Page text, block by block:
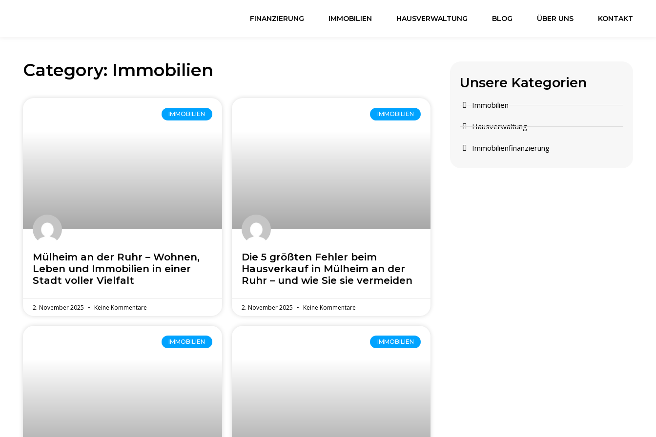
FINANZIERUNG IMMOBILIEN HAUSVERWALTUNG BLOG ÜBER UNS KONTAKT
Category: Immobilien
IMMOBILIEN
Mülheim an der Ruhr – Wohnen,
Leben und Immobilien in einer
Stadt voller Vielfalt
2. November 2025 Keine Kommentare
IMMOBILIEN
Die 5 größten Fehler beim
Hausverkauf in Mülheim an der
Ruhr – und wie Sie sie vermeiden
2. November 2025 Keine Kommentare
IMMOBILIEN IMMOBILIEN
Unsere Kategorien
Immobilien
Hausverwaltung
Immobilienfinanzierung